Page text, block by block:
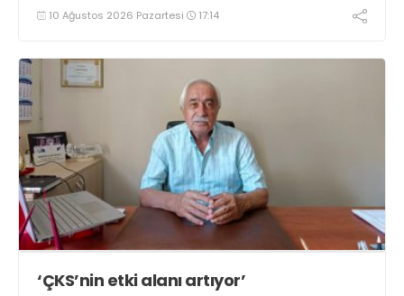
10 Ağustos 2026 Pazartesi 17:14
‘ÇKS’nin etki alanı artıyor’